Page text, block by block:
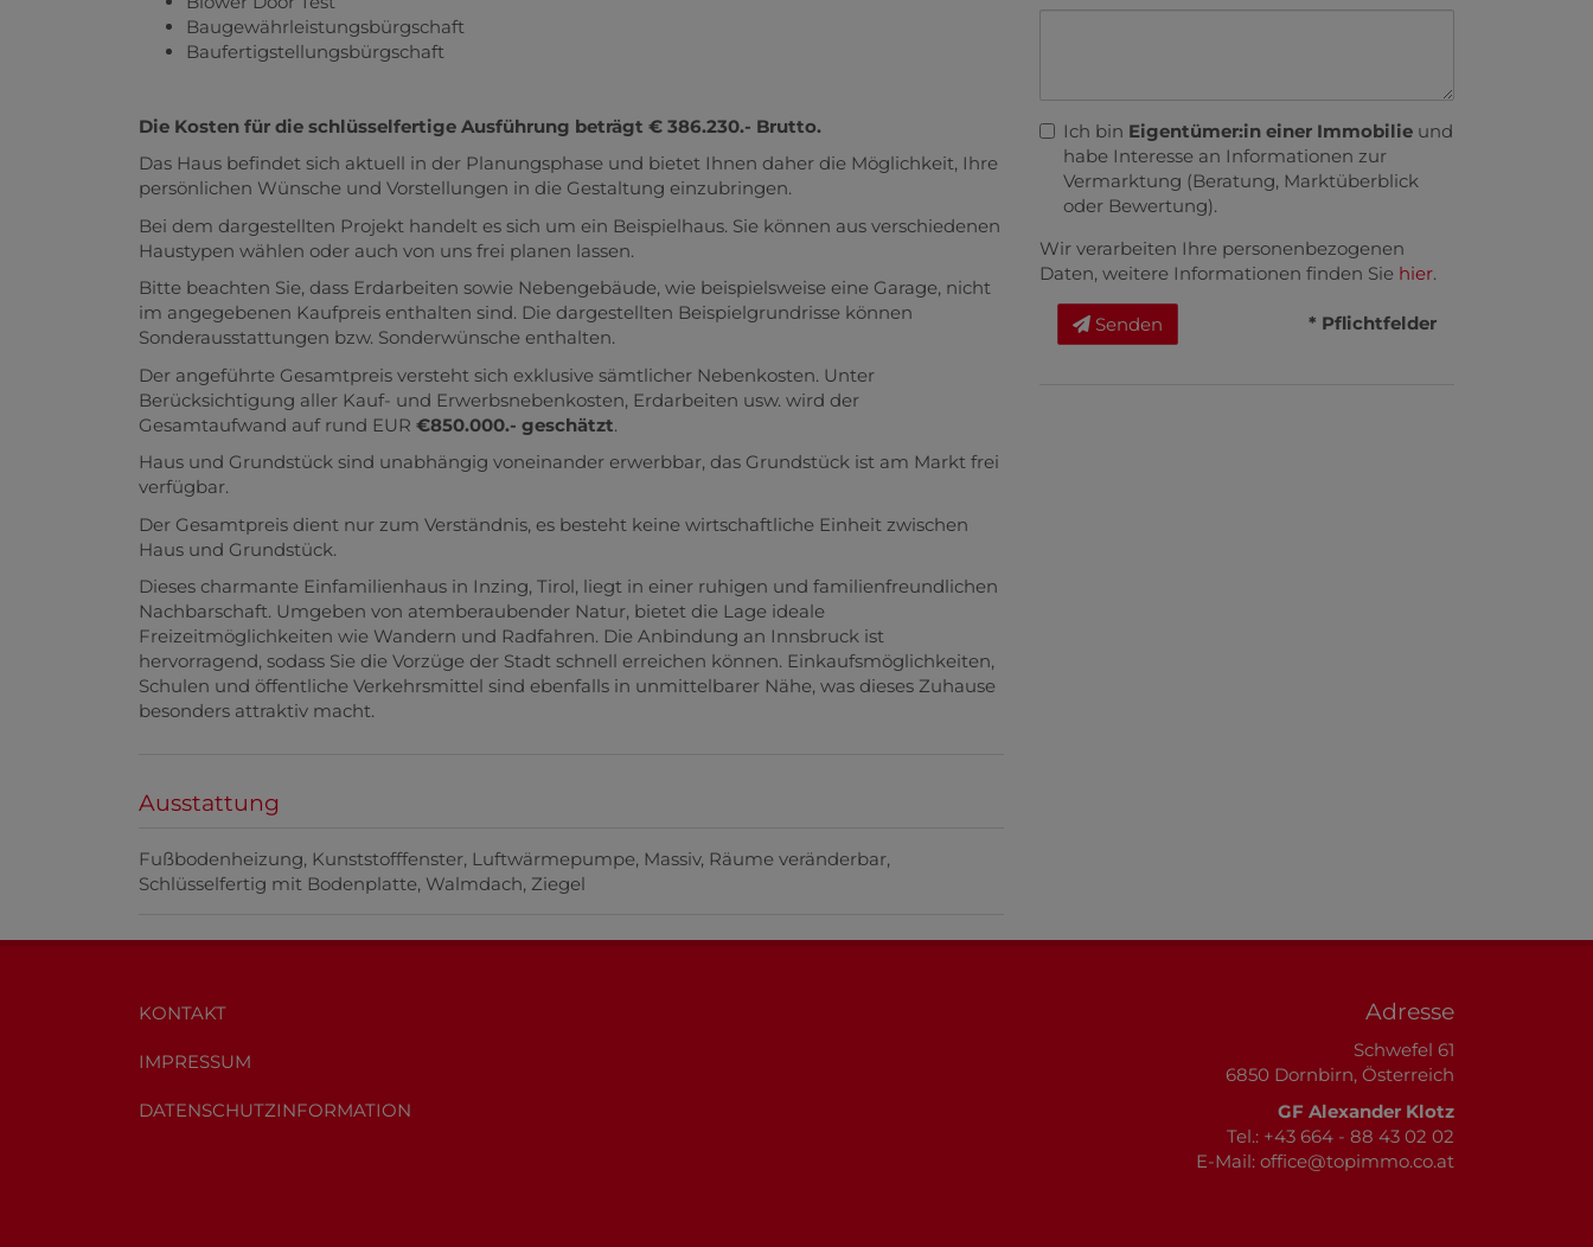
Baugewährleistungsbürgschaft
Baufertigstellungsbürgschaft
Die Kosten für die schlüsselfertige Ausführung beträgt € 386.230.- Brutto.
Das Haus befindet sich aktuell in der Planungsphase und bietet Ihnen daher die Möglichkeit, Ihre
persönlichen Wünsche und Vorstellungen in die Gestaltung einzubringen.
Bei dem dargestellten Projekt handelt es sich um ein Beispielhaus. Sie können aus verschiedenen
Haustypen wählen oder auch von uns frei planen lassen.
Bitte beachten Sie, dass Erdarbeiten sowie Nebengebäude, wie beispielsweise eine Garage, nicht
im angegebenen Kaufpreis enthalten sind. Die dargestellten Beispielgrundrisse können
Sonderausstattungen bzw. Sonderwünsche enthalten.
Der angeführte Gesamtpreis versteht sich exklusive sämtlicher Nebenkosten. Unter
Berücksichtigung aller Kauf- und Erwerbsnebenkosten, Erdarbeiten usw. wird der
Gesamtaufwand auf rund EUR €850.000.- geschätzt.
Haus und Grundstück sind unabhängig voneinander erwerbbar, das Grundstück ist am Markt frei
verfügbar.
Der Gesamtpreis dient nur zum Verständnis, es besteht keine wirtschaftliche Einheit zwischen
Haus und Grundstück.
Dieses charmante Einfamilienhaus in Inzing, Tirol, liegt in einer ruhigen und familienfreundlichen
Nachbarschaft. Umgeben von atemberaubender Natur, bietet die Lage ideale
Freizeitmöglichkeiten wie Wandern und Radfahren. Die Anbindung an Innsbruck ist
hervorragend, sodass Sie die Vorzüge der Stadt schnell erreichen können. Einkaufsmöglichkeiten,
Schulen und öffentliche Verkehrsmittel sind ebenfalls in unmittelbarer Nähe, was dieses Zuhause
besonders attraktiv macht.
Ausstattung
Fußbodenheizung Kunststofffenster Luftwärmepumpe Massiv Räume veränderbar
Schlüsselfertig mit Bodenplatte Walmdach Ziegel
Ich bin Eigentümer:in einer Immobilie und
habe Interesse an Informationen zur
Vermarktung (Beratung, Marktüberblick
oder Bewertung).
Wir verarbeiten Ihre personenbezogenen
Daten, weitere Informationen finden Sie hier.
Senden * Pflichtfelder
KONTAKT
IMPRESSUM
DATENSCHUTZINFORMATION
Adresse
Schwefel 61
6850 Dornbirn, Österreich
GF Alexander Klotz
Tel.: +43 664 - 88 43 02 02
E-Mail: office@topimmo.co.at